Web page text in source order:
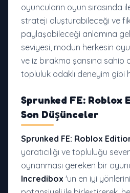
oyuncuların oyun sırasında
strateji oluşturabileceği ve
paylaşabileceği anlamına
seviyesi, modun herkesin
ve iz bırakma şansına
topluluk odaklı deneyim gibi
Sprunked FE: Roblox
Son Düşünceler
Sprunked FE: Roblox
yaratıcılığı ve topluluğu
oynanması gereken bir
Incredibox 'un en iyi